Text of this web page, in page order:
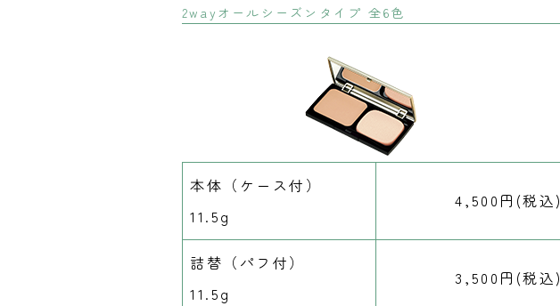
2wayオールシーズンタイプ 全6色
本体（ケース付）
11.5g
4,500円(税込)
詰替（パフ付）
11.5g
3,500円(税込)